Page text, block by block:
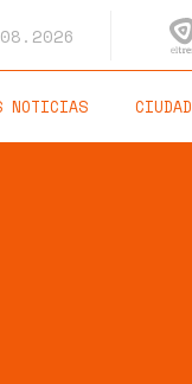
NOTICIAS CIUDAD